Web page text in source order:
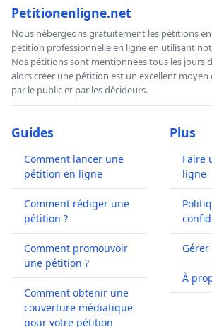
Petitionenligne.net
Nous hébergeons gratuitement les pétitions en
pétition professionnelle en ligne en utilisant
Nos pétitions sont mentionnées tous les jours
alors créer une pétition est un excellent moyen
par le public et par les décideurs.
Guides
Comment lancer une
pétition en ligne
Comment rédiger une
pétition ?
Comment promouvoir
une pétition ?
Comment obtenir une
couverture médiatique
pour votre pétition
Plus
Faire
ligne
Gérer
À